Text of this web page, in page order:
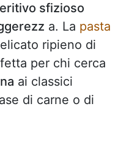
sfizioso
a. La pasta
ripieno di
per chi cerca
ai classici
di carne o di